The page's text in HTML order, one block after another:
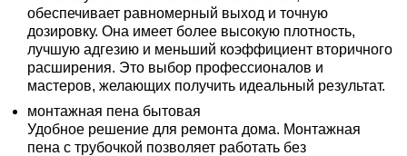
обеспечивает равномерный выход и точную
дозировку. Она имеет более высокую плотность,
лучшую адгезию и меньший коэффициент вторичного
расширения. Это выбор профессионалов и
мастеров, желающих получить идеальный результат.
монтажная пена бытовая
Удобное решение для ремонта дома. Монтажная
пена с трубочкой позволяет работать без